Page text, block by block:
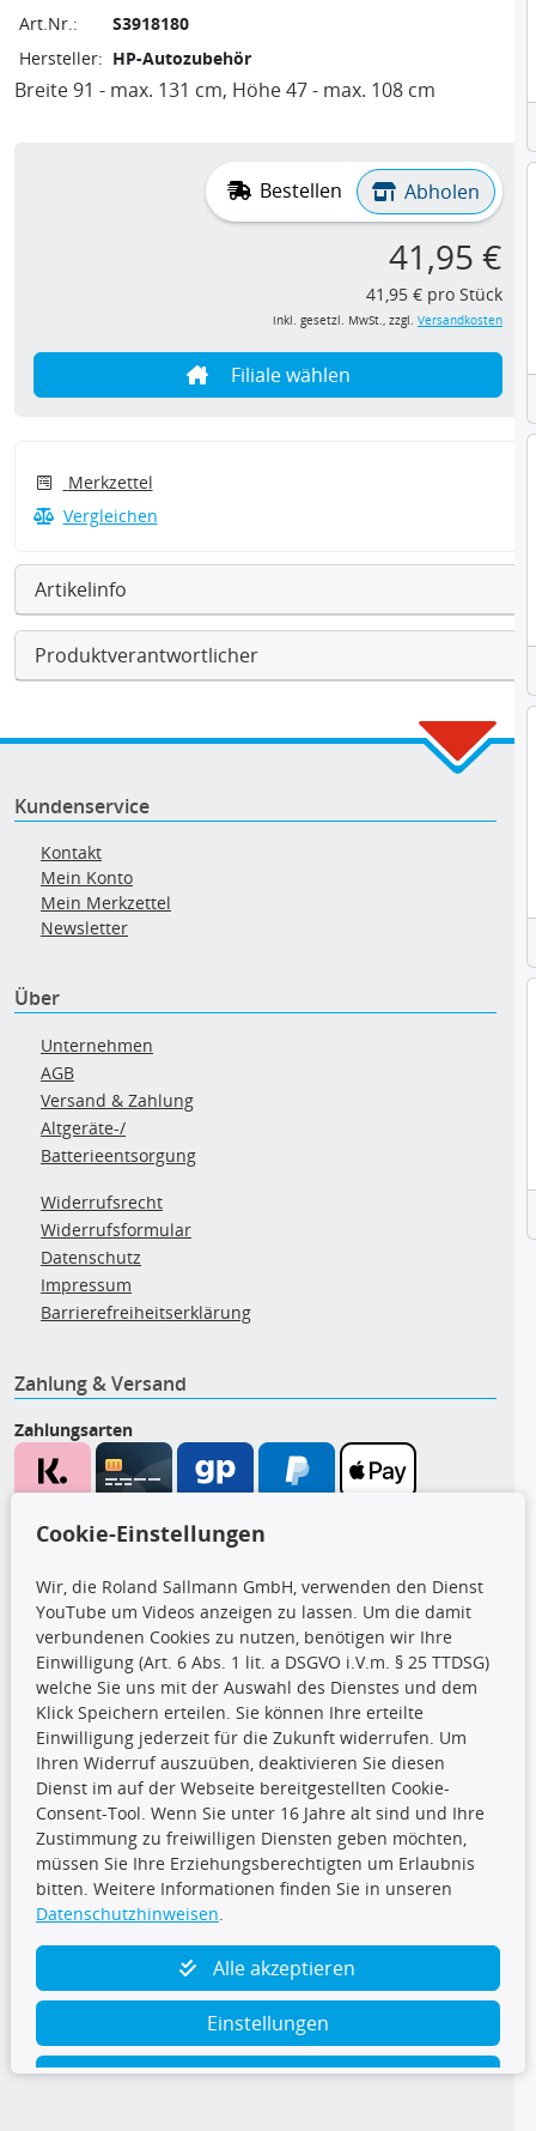
Art.Nr.:
S3918180
Hersteller: HP-Autozubehör
Breite 91 - max. 131 cm, Höhe 47 - max. 108 cm
Bestellen Abholen
41,95 €
41,95 € pro Stück
inkl. gesetzl. MwSt., zzgl. Versandkosten
Filiale wählen
Merkzettel
Vergleichen
Artikelinfo
Produktverantwortlicher
Kundenservice
Kontakt
Mein Konto
Mein Merkzettel
Newsletter
Über
Unternehmen
AGB
Versand & Zahlung
Altgeräte-/
Batterieentsorgung
Widerrufsrecht
Widerrufsformular
Datenschutz
Impressum
Barrierefreiheitserklärung
Zahlung & Versand
Zahlungsarten
CARAT Gruppe
Folge uns
TecDoc Inside
Cookie-Einstellungen
Wir, die Roland Sallmann GmbH, verwenden den Dienst
YouTube um Videos anzeigen zu lassen. Um die damit
verbundenen Cookies zu nutzen, benötigen wir Ihre
Einwilligung (Art. 6 Abs. 1 lit. a DSGVO i.V.m. § 25 TTDSG)
welche Sie uns mit der Auswahl des Dienstes und dem
Klick Speichern erteilen. Sie können Ihre erteilte
Einwilligung jederzeit für die Zukunft widerrufen. Um
Ihren Widerruf auszuüben, deaktivieren Sie diesen
Dienst im auf der Webseite bereitgestellten Cookie-
Consent-Tool. Wenn Sie unter 16 Jahre alt sind und Ihre
Zustimmung zu freiwilligen Diensten geben möchten,
müssen Sie Ihre Erziehungsberechtigten um Erlaubnis
bitten. Weitere Informationen finden Sie in unseren
Datenschutzhinweisen.
Alle akzeptieren
Einstellungen
Ablehnen